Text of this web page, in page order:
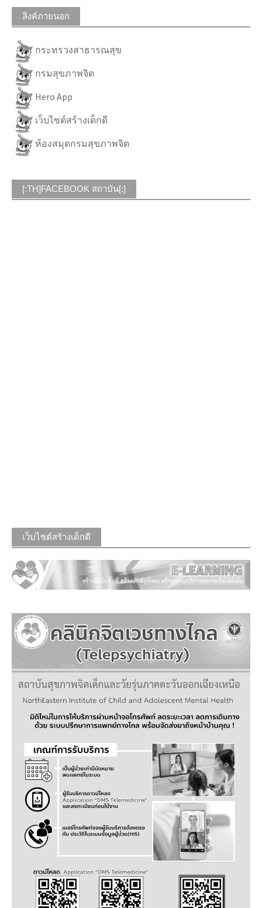
ลิงค์ภายนอก
กระทรวงสาธารณสุข
กรมสุขภาพจิต
Hero App
เว็บไซต์สร้างเด็กดี
ห้องสมุดกรมสุขภาพจิต
[:TH]FACEBOOK สถาบัน[:]
เว็บไซต์สร้างเด็กดี